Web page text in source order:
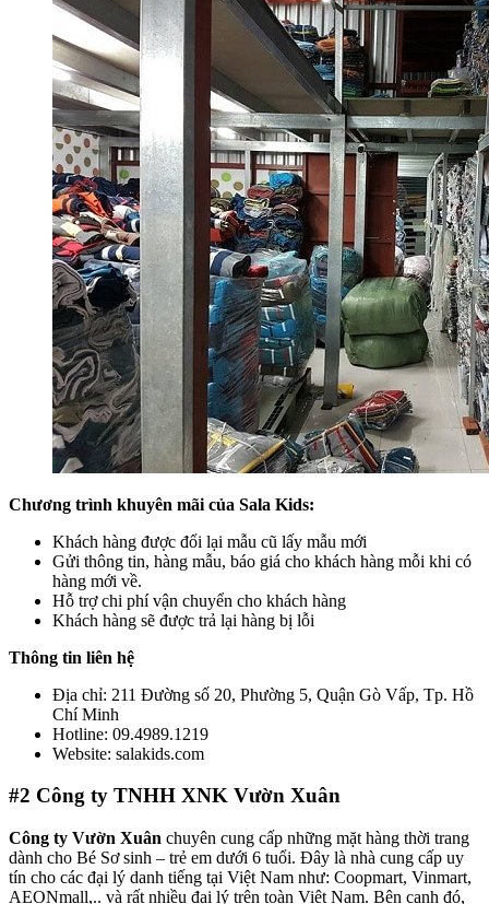
Chương trình khuyên mãi của Sala Kids:
Khách hàng được đổi lại mẫu cũ lấy mẫu mới
Gửi thông tin, hàng mẫu, báo giá cho khách hàng mỗi khi có
hàng mới về.
Hỗ trợ chi phí vận chuyển cho khách hàng
Khách hàng sẽ được trả lại hàng bị lỗi
Thông tin liên hệ
Địa chỉ: 211 Đường số 20, Phường 5, Quận Gò Vấp, Tp. Hồ
Chí Minh
Hotline: 09.4989.1219
Website: salakids.com
#2 Công ty TNHH XNK Vườn Xuân
Công ty Vườn Xuân chuyên cung cấp những mặt hàng thời trang
dành cho Bé Sơ sinh – trẻ em dưới 6 tuổi. Đây là nhà cung cấp uy
tín cho các đại lý danh tiếng tại Việt Nam như: Coopmart, Vinmart,
AEONmall,.. và rất nhiều đại lý trên toàn Việt Nam. Bên cạnh đó,